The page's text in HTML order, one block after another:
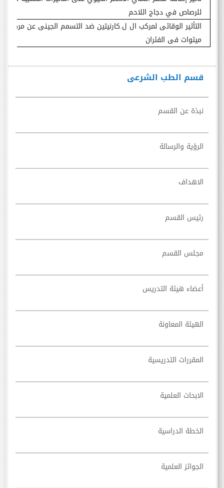
قسم الطب الشرعى
نبذة عن القسم
الرؤية والرسالة
الاهداف
رئيس القسم
مجلس القسم
أعضاء هيئة التدريس
الهيئة المعاونة
المقررات التدريسية
الابحاث العلمية
الخطة الدراسية
الجوائز العلمية
للرصاص في دجاج اللاحم
التأثير الوقائى لمركب ال ل.كارنيتين ضد التسمم الجينى عن مركب
ميثوات فى الفئران